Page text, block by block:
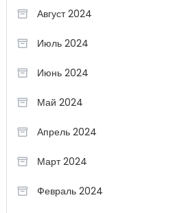
Август 2024
Июль 2024
Июнь 2024
Май 2024
Апрель 2024
Март 2024
Февраль 2024